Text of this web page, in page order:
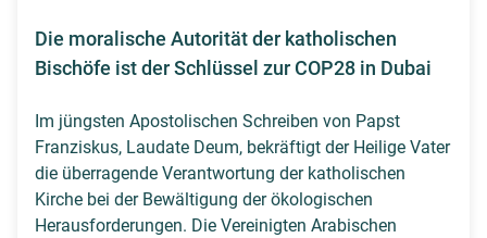
Die moralische Autorität der katholischen
Bischöfe ist der Schlüssel zur COP28 in Dubai
Im jüngsten Apostolischen Schreiben von Papst
Franziskus, Laudate Deum, bekräftigt der Heilige Vater
die überragende Verantwortung der katholischen
Kirche bei der Bewältigung der ökologischen
Herausforderungen. Die Vereinigten Arabischen